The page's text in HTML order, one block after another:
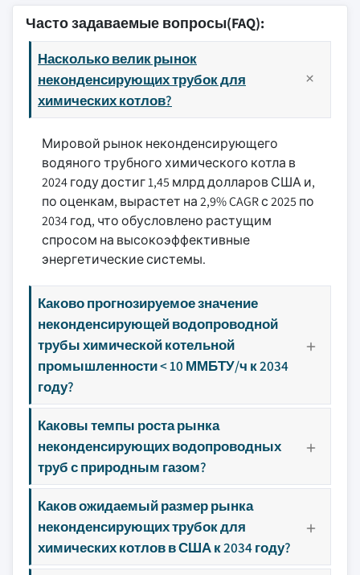
Часто задаваемые вопросы(FAQ):
Насколько велик рынок
неконденсирующих трубок для
химических котлов?
Мировой рынок неконденсирующего
водяного трубного химического котла в
2024 году достиг 1,45 млрд долларов США и,
по оценкам, вырастет на 2,9% CAGR с 2025 по
2034 год, что обусловлено растущим
спросом на высокоэффективные
энергетические системы.
Каково прогнозируемое значение
неконденсирующей водопроводной
трубы химической котельной
промышленности < 10 ММБТУ/ч к 2034
году?
Каковы темпы роста рынка
неконденсирующих водопроводных
труб с природным газом?
Каков ожидаемый размер рынка
неконденсирующих трубок для
химических котлов в США к 2034 году?